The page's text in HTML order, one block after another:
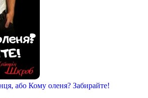
або Кому оленя? Забирайте!